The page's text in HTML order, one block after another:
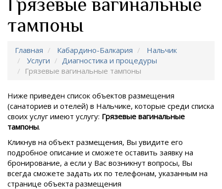
Грязевые вагинальные
тампоны
Главная Кабардино-Балкария
Нальчик
Услуги
Диагностика и процедуры
Грязевые вагинальные тампоны
Ниже приведен список объектов размещения
(санаториев и отелей) в Нальчике, которые среди списка
своих услуг имеют услугу: Грязевые вагинальные
тампоны.
Кликнув на объект размещения, Вы увидите его
подробное описание и сможете оставить заявку на
бронирование, а если у Вас возникнут вопросы, Вы
всегда сможете задать их по телефонам, указанным на
странице объекта размещения